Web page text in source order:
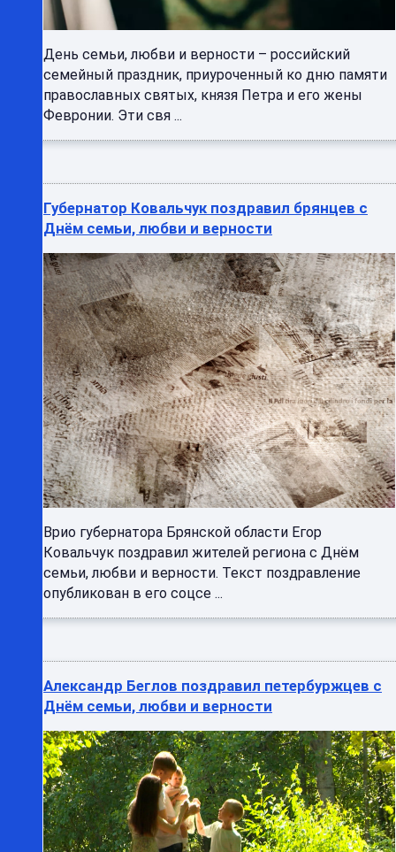
День семьи, любви и верности – российский
семейный праздник, приуроченный ко дню памяти
православных святых, князя Петра и его жены
Февронии. Эти свя ...
Губернатор Ковальчук поздравил брянцев с
Днём семьи, любви и верности
Врио губернатора Брянской области Егор
Ковальчук поздравил жителей региона с Днём
семьи, любви и верности. Текст поздравление
опубликован в его соцсе ...
Александр Беглов поздравил петербуржцев с
Днём семьи, любви и верности